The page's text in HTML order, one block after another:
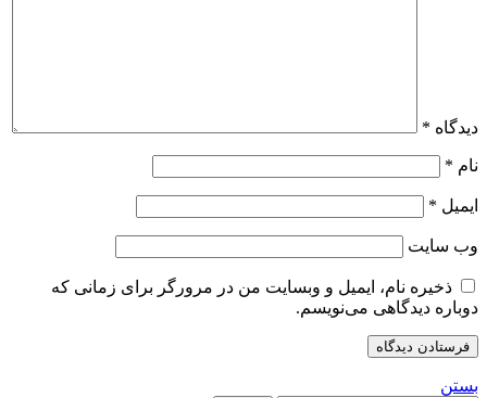
دیدگاه *
نام *
ایمیل *
وب‌ سایت
ذخیره نام، ایمیل و وبسایت من در مرورگر برای زمانی که
دوباره دیدگاهی می‌نویسم.
بستن